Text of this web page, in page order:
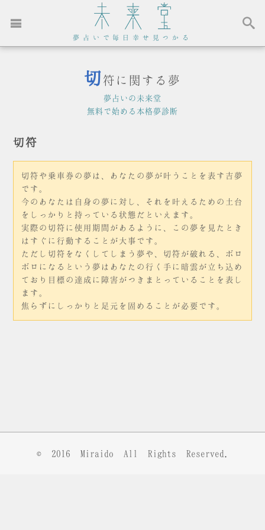
夢占いで毎日幸せ見つかる
切符に関する夢
夢占いの未来堂
無料で始める本格夢診断
切符
切符や乗車券の夢は、あなたの夢が叶うことを表す吉夢
です。
今のあなたは自身の夢に対し、それを叶えるための土台
をしっかりと持っている状態だといえます。
実際の切符に使用期間があるように、この夢を見たとき
はすぐに行動することが大事です。
ただし切符をなくしてしまう夢や、切符が破れる、ボロ
ボロになるという夢はあなたの行く手に暗雲が立ち込め
ており目標の達成に障害がつきまとっていることを表し
ます。
焦らずにしっかりと足元を固めることが必要です。
© 2016 Miraido All Rights Reserved.